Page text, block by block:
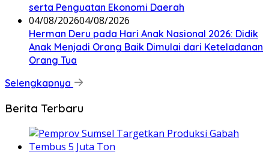
serta Penguatan Ekonomi Daerah
04/08/202604/08/2026
Herman Deru pada Hari Anak Nasional 2026: Didik
Anak Menjadi Orang Baik Dimulai dari Keteladanan
Orang Tua
Selengkapnya
Berita Terbaru